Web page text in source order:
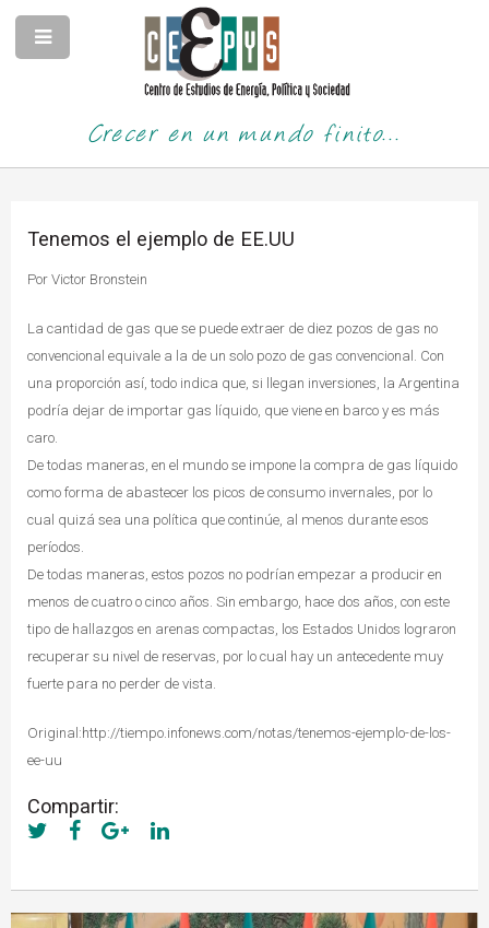
Crecer en un mundo finito...
Tenemos el ejemplo de EE.UU
Por Victor Bronstein
La cantidad de gas que se puede extraer de diez pozos de gas no
convencional equivale a la de un solo pozo de gas convencional. Con
una proporción así, todo indica que, si llegan inversiones, la Argentina
podría dejar de importar gas líquido, que viene en barco y es más
caro.
De todas maneras, en el mundo se impone la compra de gas líquido
como forma de abastecer los picos de consumo invernales, por lo
cual quizá sea una política que continúe, al menos durante esos
períodos.
De todas maneras, estos pozos no podrían empezar a producir en
menos de cuatro o cinco años. Sin embargo, hace dos años, con este
tipo de hallazgos en arenas compactas, los Estados Unidos lograron
recuperar su nivel de reservas, por lo cual hay un antecedente muy
fuerte para no perder de vista.
Original:http://tiempo.infonews.com/notas/tenemos-ejemplo-de-los-
ee-uu
Compartir: